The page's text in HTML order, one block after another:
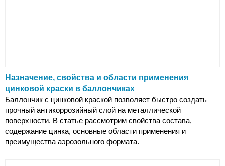
Назначение, свойства и области применения
цинковой краски в баллончиках
Баллончик с цинковой краской позволяет быстро создать
прочный антикоррозийный слой на металлической
поверхности. В статье рассмотрим свойства состава,
содержание цинка, основные области применения и
преимущества аэрозольного формата.